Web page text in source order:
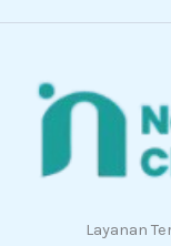
Layanan